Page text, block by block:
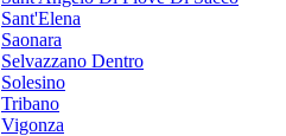
Sant'Elena
Saonara
Selvazzano Dentro
Solesino
Tribano
Vigonza